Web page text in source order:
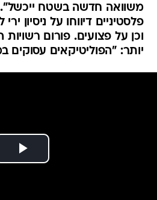
משוואה חדשה בשטח
פלסטיניים דיווחו על ניסיון
וכן על פצועים. פורום
יותר: "הפוליטיקאים עסוקים